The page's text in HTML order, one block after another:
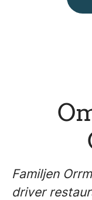
Familjen
driver